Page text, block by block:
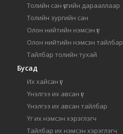
Толийн сан үсгийн дарааллаар
Толийн зургийн сан
Олон нийтийн нэмсэн үг
Олон нийтийн нэмсэн тайлбар
Тайлбар толийн тухай
Бусад
Их хайсан үг
Үнэлгээ их авсан үг
Үнэлгээ их авсан тайлбар
Үг их нэмсэн хэрэглэгч
Тайлбар их нэмсэн хэрэглэгч